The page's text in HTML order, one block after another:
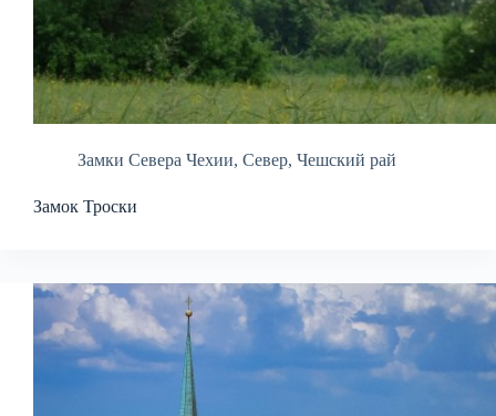
Замки Севера Чехии, Север, Чешский рай
Замок Троски